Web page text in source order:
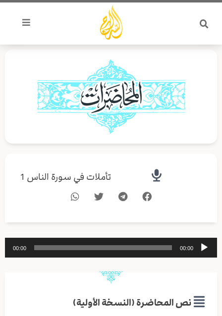
تخطي
المحتوى
تأملات في سورة الناس 1
مشغل
الصوت
00:00
00:00
نص المحاضرة (النسخة الأولية)